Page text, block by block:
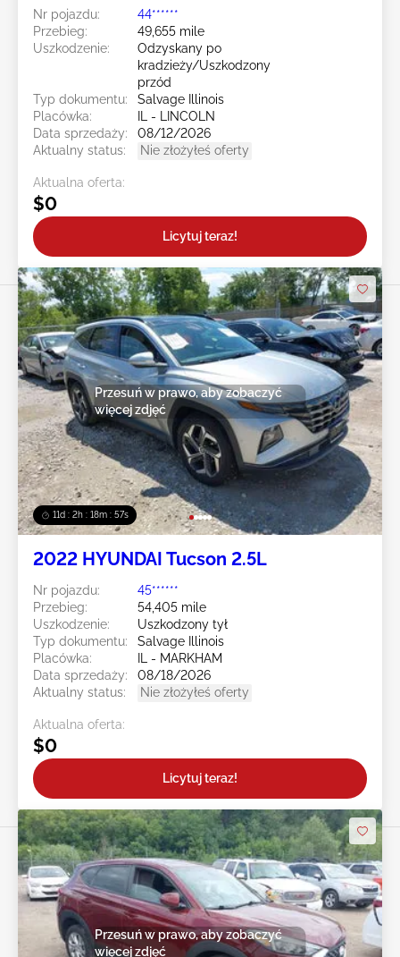
Nr pojazdu:
44******
Przebieg:
49,655 mile
Uszkodzenie:
Odzyskany po
kradzieży/Uszkodzony
przód
Typ dokumentu:
Salvage Illinois
Placówka:
IL - LINCOLN
Data sprzedaży:
08/12/2026
Aktualny status:
Nie złożyłeś oferty
Aktualna oferta:
$0
Licytuj teraz!
11d : 2h : 18m : 55s
Przesuń w prawo, aby zobaczyć
więcej zdjęć
2022 HYUNDAI Tucson 2.5L
Nr pojazdu:
45******
Przebieg:
54,405 mile
Uszkodzenie:
Uszkodzony tył
Typ dokumentu:
Salvage Illinois
Placówka:
IL - MARKHAM
Data sprzedaży:
08/18/2026
Aktualny status:
Nie złożyłeś oferty
Aktualna oferta:
$0
Licytuj teraz!
Przesuń w prawo, aby zobaczyć
więcej zdjęć